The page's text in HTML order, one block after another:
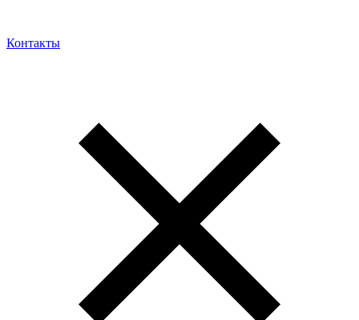
Контакты